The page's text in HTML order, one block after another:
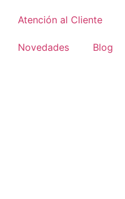
Atención al Cliente
Novedades Blog